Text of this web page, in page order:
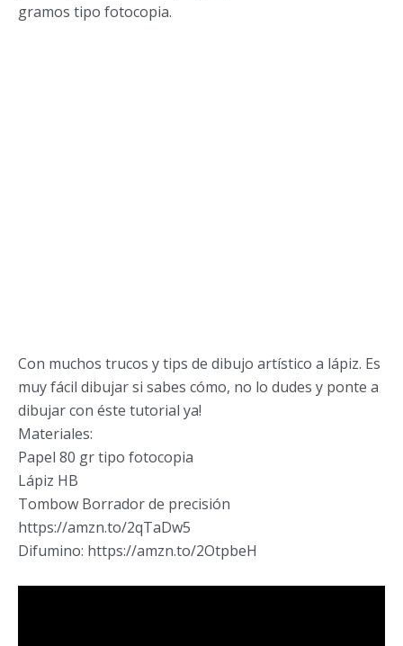
gramos tipo fotocopia.
Con muchos trucos y tips de dibujo artístico a lápiz. Es
muy fácil dibujar si sabes cómo, no lo dudes y ponte a
dibujar con éste tutorial ya!
Materiales:
Papel 80 gr tipo fotocopia
Lápiz HB
Tombow Borrador de precisión
https://amzn.to/2qTaDw5
Difumino: https://amzn.to/2OtpbeH